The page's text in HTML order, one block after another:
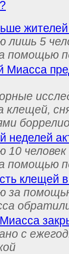
лишь 5
помощью
Миасса
клещей,
неделей
10
помощью
клещей
за
с